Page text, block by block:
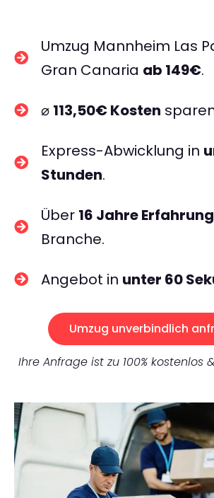
Umzug Mannheim Las
Gran Canaria ab 149€.
⌀ 113,50€ Kosten
Express-Abwicklung in
Stunden.
Über 16 Jahre Erfahrung
Branche.
Angebot in unter 60
Umzug unverbindlich
Ihre Anfrage ist zu 100% kostenlos